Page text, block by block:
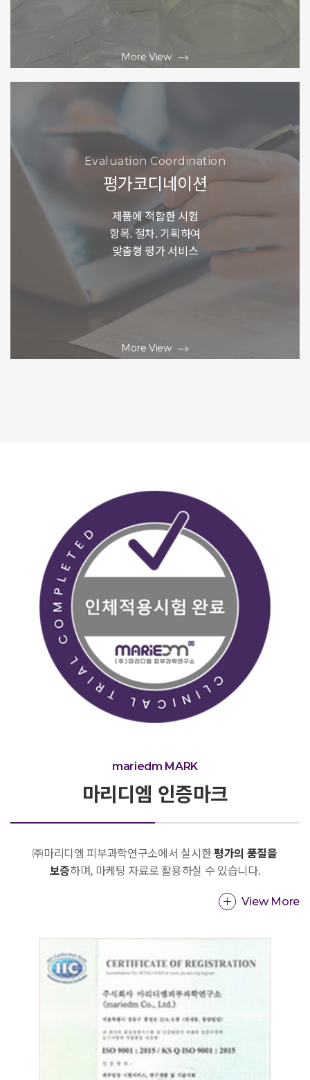
More View
Evaluation Coordination
평가코디네이션
제품에 적합한 시험
항목. 절차. 기획하여
맞춤형 평가 서비스
More View
mariedm MARK
마리디엠 인증마크
㈜마리디엠 피부과학연구소에서 실시한평가의 품질을
보증하며, 마케팅 자료로 활용하실 수 있습니다.
View More